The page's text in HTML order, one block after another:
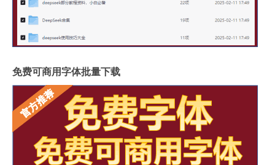
免费可商用字体批量下载